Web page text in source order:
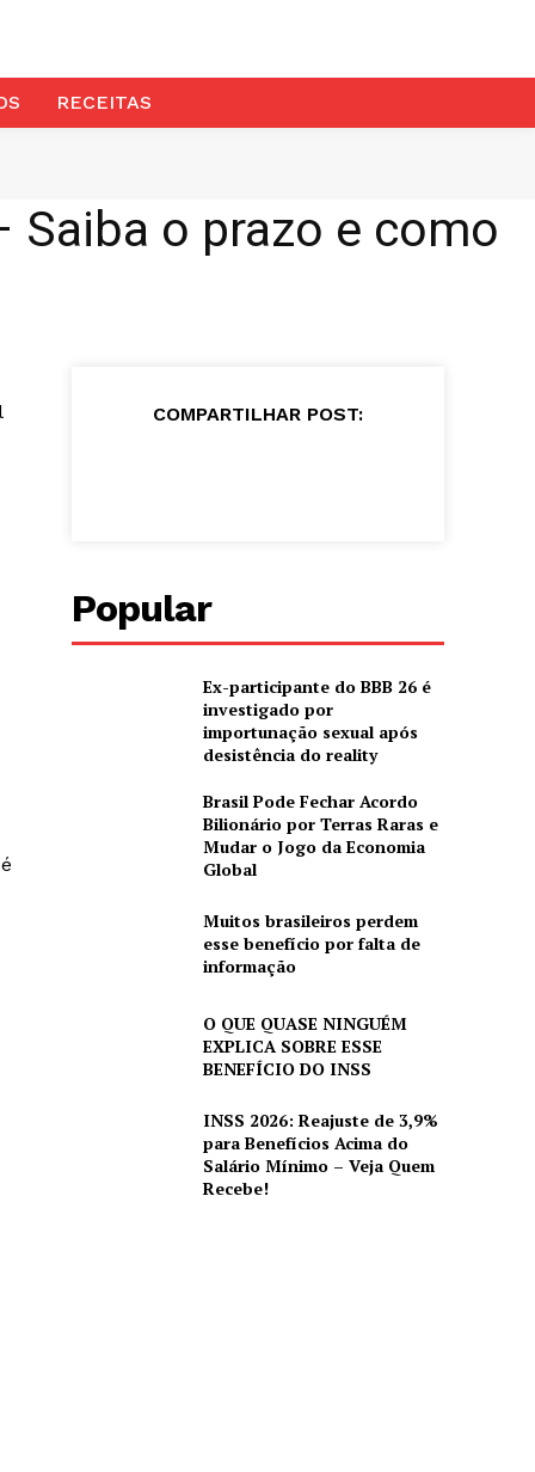
RECEITAS
o prazo e como
COMPARTILHAR POST:
Popular
Ex-participante do BBB 26 é
investigado por
importunação sexual após
desistência do reality
Brasil Pode Fechar Acordo
Bilionário por Terras Raras e
Mudar o Jogo da Economia
Global
Muitos brasileiros perdem
esse benefício por falta de
informação
O QUE QUASE NINGUÉM
EXPLICA SOBRE ESSE
BENEFÍCIO DO INSS
INSS 2026: Reajuste de 3,9%
para Benefícios Acima do
Salário Mínimo – Veja Quem
Recebe!